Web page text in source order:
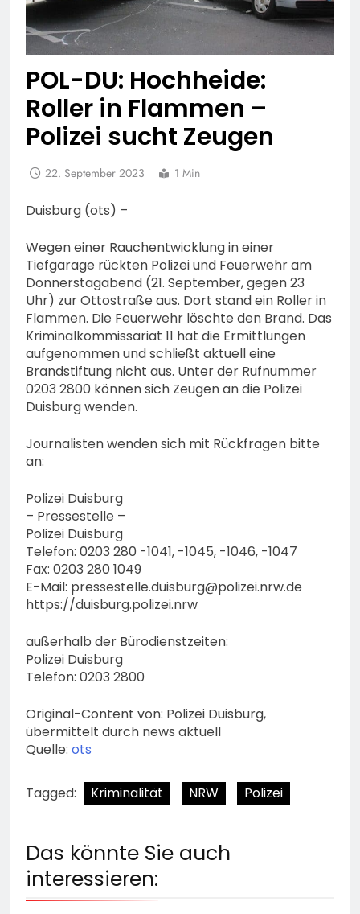
POL-DU: Hochheide:
Roller in Flammen –
Polizei sucht Zeugen
22. September 2023 1 Min
Duisburg (ots) –
Wegen einer Rauchentwicklung in einer
Tiefgarage rückten Polizei und Feuerwehr am
Donnerstagabend (21. September, gegen 23
Uhr) zur Ottostraße aus. Dort stand ein Roller in
Flammen. Die Feuerwehr löschte den Brand. Das
Kriminalkommissariat 11 hat die Ermittlungen
aufgenommen und schließt aktuell eine
Brandstiftung nicht aus. Unter der Rufnummer
0203 2800 können sich Zeugen an die Polizei
Duisburg wenden.
Journalisten wenden sich mit Rückfragen bitte
an:
Polizei Duisburg
– Pressestelle –
Polizei Duisburg
Telefon: 0203 280 -1041, -1045, -1046, -1047
Fax: 0203 280 1049
E-Mail: pressestelle.duisburg@polizei.nrw.de
https://duisburg.polizei.nrw
außerhalb der Bürodienstzeiten:
Polizei Duisburg
Telefon: 0203 2800
Original-Content von: Polizei Duisburg,
übermittelt durch news aktuell
Quelle: ots
Tagged: Kriminalität NRW Polizei
Das könnte Sie auch
interessieren: